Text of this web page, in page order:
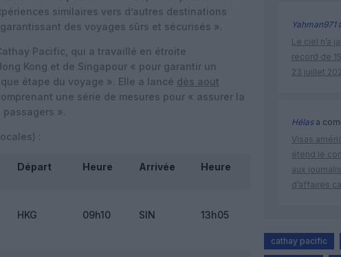
similaires vers d’autres destinations
des voyages sûrs et sécurisés ».
Pacific, qui a travaillé en étroite
Kong et de Singapour « pour garantir un
étape du voyage ». Elle a lancé dès aout
une série de mesures pour « assurer la
».
:
Départ Heure Arrivée Heure
HKG 09h10 SIN 13h05
Yahman971
Le ciel n’a
record de
23 juillet
Hélasa
Visas
étend le
aux
d’affaires
cathay pacific